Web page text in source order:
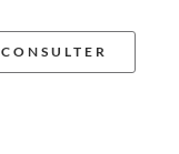
CONSULTER